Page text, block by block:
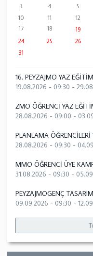
3
4 5
10
11 12
17
18 19
24
25 26
31
16. PEYZAJMO YAZ
19.08.2026 - 09:30 -
ZMO ÖĞRENCİ YAZ
28.08.2026 - 09:00 -
PLANLAMA
28.08.2026 - 09:30 -
MMO ÖĞRENCİ ÜYE
31.08.2026 - 09:30 -
PEYZAJMOGENÇ
09.09.2026 - 09:30 -